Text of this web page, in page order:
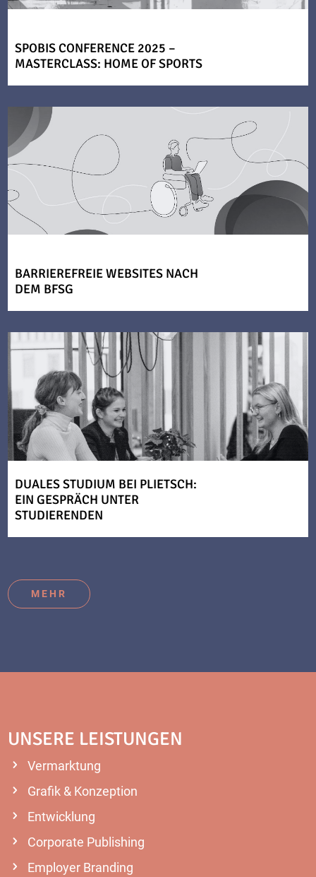
SPOBIS CONFERENCE 2025 –
MASTERCLASS: HOME OF SPORTS
BARRIEREFREIE WEBSITES NACH
DEM BFSG
DUALES STUDIUM BEI PLIETSCH:
EIN GESPRÄCH UNTER
STUDIERENDEN
MEHR
UNSERE LEISTUNGEN
Vermarktung
Grafik & Konzeption
Entwicklung
Corporate Publishing
Employer Branding